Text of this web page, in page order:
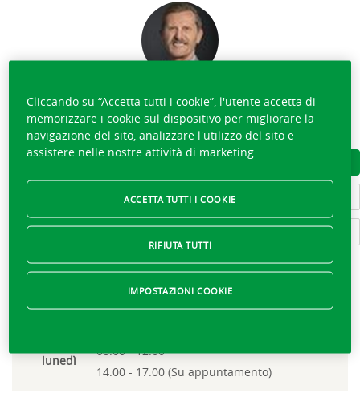
BRUNO TSCHANZ
033 748 44 66
SCARICARE IL BIGLIETTO DA VISITA
SCOPRIRE LA SQUADRA
SCRIVERE A BRUNO TSCHANZ
Attualmente chiuso,apre lunedì a 08:00
lunedì
08:00 - 12:00
14:00 - 17:00 (Su appuntamento)
Cliccando su “Accetta tutti i cookie”, l'utente accetta di
memorizzare i cookie sul dispositivo per migliorare la
navigazione del sito, analizzare l'utilizzo del sito e
assistere nelle nostre attività di marketing.
RIFIUTA TUTTI
ACCETTA TUTTI I COOKIE
IMPOSTAZIONI COOKIE